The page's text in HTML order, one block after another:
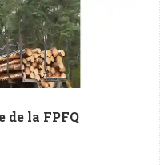
de la FPFQ